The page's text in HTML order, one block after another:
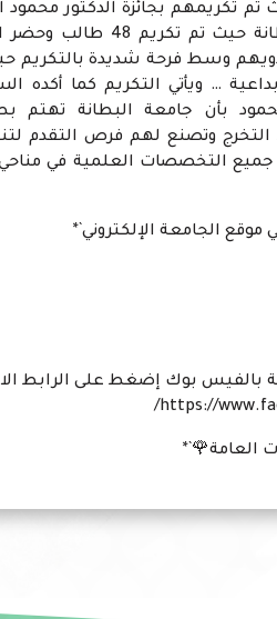
تم تكريمهم بجائزة الدكتور
من مجلس أساتذة جامعة البطانة
وسط فرحة شديدة بالتكريم
… ويأتي التكريم كما أكده
بأن جامعة البطانة تهتم
التخرج وتصنع لهم فرص التقدم
جميع التخصصات العلمية في مناحي
الجامعة الإلكتروني`*
بالفيس بوك إضغط على الرابط
https://
العامة🌹`*